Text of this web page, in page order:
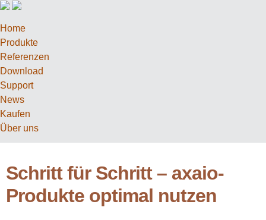
Home
Produkte
Referenzen
Download
Support
News
Kaufen
Über uns
Schritt für Schritt – axaio-
Produkte optimal nutzen